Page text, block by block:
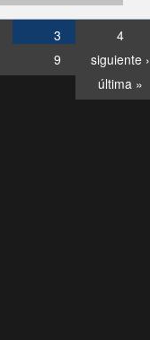
3
4
9
siguiente ›
última »